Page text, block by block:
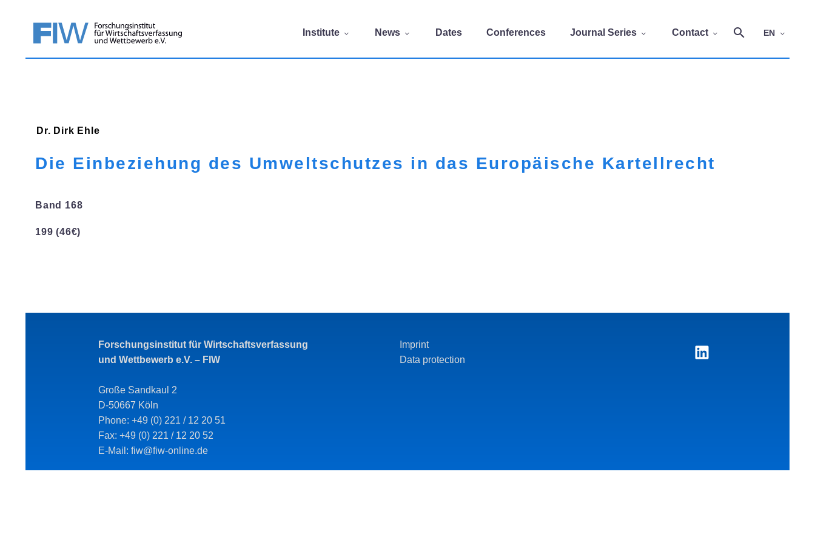
Institute News Dates Conferences Journal Series Contact EN
Dr. Dirk Ehle
Die Einbeziehung des Umweltschutzes in das Europäische Kartellrecht
Band 168
199 (46€)
Forschungsinstitut für Wirtschaftsverfassung
und Wettbewerb e.V. – FIW
Große Sandkaul 2
D-50667 Köln
Phone: +49 (0) 221 / 12 20 51
Fax: +49 (0) 221 / 12 20 52
E-Mail: fiw@fiw-online.de
Imprint
Data protection